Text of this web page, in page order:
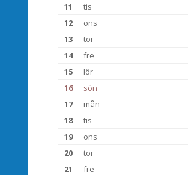
11
tis
12
ons
13
tor
14
fre
15
lör
16
sön
17
mån
18
tis
19
ons
20
tor
21
fre